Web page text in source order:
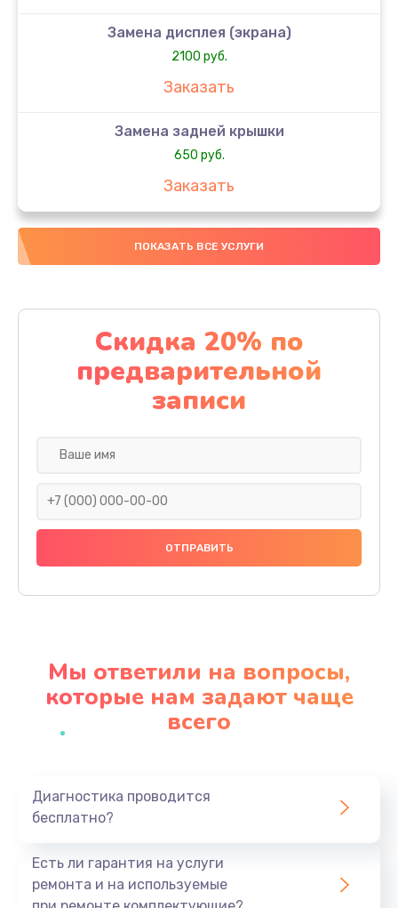
Замена дисплея (экрана)
2100 руб.
Заказать
Замена задней крышки
650 руб.
Заказать
Замена аккумулятора
4000 руб.
Замена материнской платы
1100 руб.
Заказать
Замена праймера
1000 руб.
Заказать
Профилактическая чистка
Заказать
ПОКАЗАТЬ ВСЕ УСЛУГИ
Скидка 20% по
предварительной
записи
Мы ответили на вопросы,
которые нам задают чаще
всего
Диагностика проводится
бесплатно?
Есть ли гарантия на услуги
ремонта и на используемые